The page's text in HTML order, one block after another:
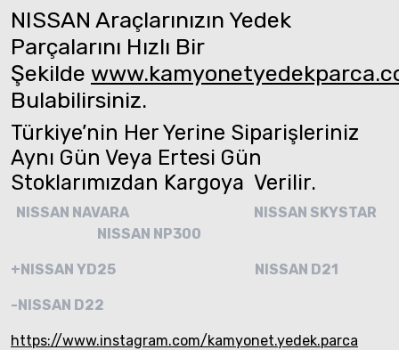
NISSAN Araçlarınızın Yedek
Parçalarını Hızlı Bir
Şekilde
Bulabilirsiniz.
Türkiye’nin Her Yerine Siparişleriniz
Aynı Gün Veya Ertesi Gün
Stoklarımızdan Kargoya Verilir.
NISSAN NAVARA
NISSAN SKYSTAR
NISSAN NP300
+NISSAN YD25 NISSAN D21
-NISSAN D22
https://www.instagram.com/kamyonet.yedek.parca